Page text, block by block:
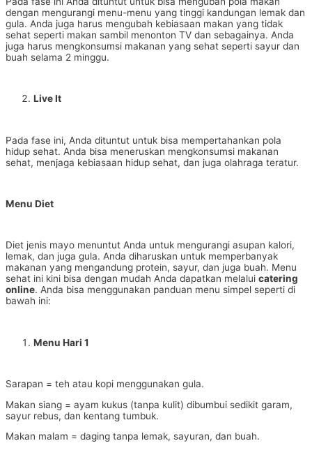
dengan mengurangi menu-menu yang tinggi kandungan lemak dan
gula. Anda juga harus mengubah kebiasaan makan yang tidak
sehat seperti makan sambil menonton TV dan sebagainya. Anda
juga harus mengkonsumsi makanan yang sehat seperti sayur dan
buah selama 2 minggu.
Live It
Pada fase ini, Anda dituntut untuk bisa mempertahankan pola
hidup sehat. Anda bisa meneruskan mengkonsumsi makanan
sehat, menjaga kebiasaan hidup sehat, dan juga olahraga teratur.
Menu Diet
Diet jenis mayo menuntut Anda untuk mengurangi asupan kalori,
lemak, dan juga gula. Anda diharuskan untuk memperbanyak
makanan yang mengandung protein, sayur, dan juga buah. Menu
sehat ini kini bisa dengan mudah Anda dapatkan melalui catering
online. Anda bisa menggunakan panduan menu simpel seperti di
bawah ini:
Menu Hari 1
Sarapan = teh atau kopi menggunakan gula.
Makan siang = ayam kukus (tanpa kulit) dibumbui sedikit garam,
sayur rebus, dan kentang tumbuk.
Makan malam = daging tanpa lemak, sayuran, dan buah.